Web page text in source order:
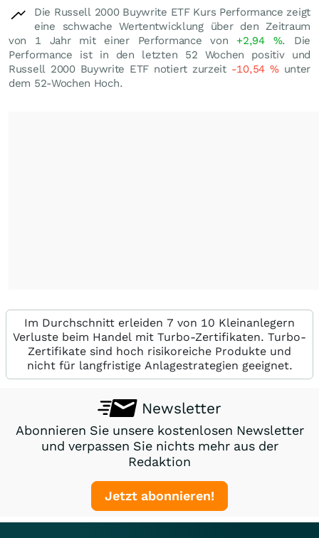
Die Russell 2000 Buywrite ETF Kurs Performance zeigt
eine schwache Wertentwicklung über den Zeitraum
von 1 Jahr mit einer Performance von +2,94 %. Die
Performance ist in den letzten 52 Wochen positiv und
Russell 2000 Buywrite ETF notiert zurzeit -10,54 %unter
dem 52-Wochen Hoch.
Im Durchschnitt erleiden 7 von 10 Kleinanlegern
Verluste beim Handel mit Turbo-Zertifikaten. Turbo-
Zertifikate sind hoch risikoreiche Produkte und
nicht für langfristige Anlagestrategien geeignet.
Newsletter
Abonnieren Sie unsere kostenlosen Newsletter
und verpassen Sie nichts mehr aus der
Redaktion
Jetzt abonnieren!